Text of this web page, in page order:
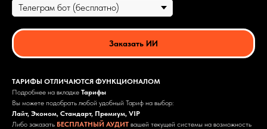
Заказать ИИ
ТАРИФЫ ОТЛИЧАЮТСЯ ФУНКЦИОНАЛОМ
Подробнее на вкладке Тарифы
Вы можете подобрать любой удобный Тариф на выбор:
Лайт, Эконом, Стандарт, Премиум, VIP
Либо заказать БЕСПЛАТНЫЙ АУДИТ вашей текущей системы на возможность